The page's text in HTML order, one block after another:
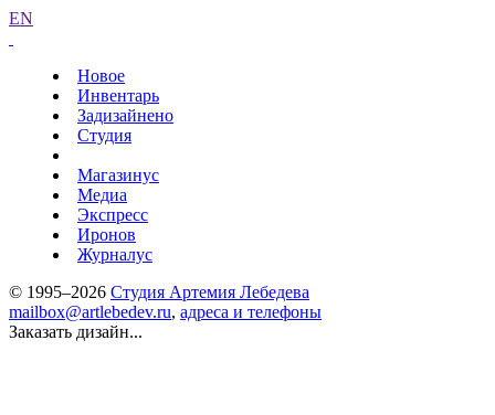
EN
Новое
Инвентарь
Задизайнено
Студия
Магазинус
Медиа
Экспресс
Иронов
Журналус
© 1995–2026 Студия Артемия Лебедева
mailbox@artlebedev.ru, адреса и телефоны
Заказать дизайн...